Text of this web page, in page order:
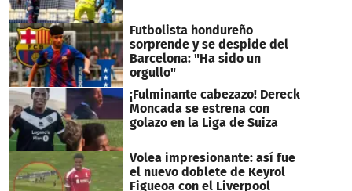
Futbolista hondureño
sorprende y se despide del
Barcelona: "Ha sido un
orgullo"
¡Fulminante cabezazo! Dereck
Moncada se estrena con
golazo en la Liga de Suiza
Volea impresionante: así fue
el nuevo doblete de Keyrol
Figueoa con el Liverpool